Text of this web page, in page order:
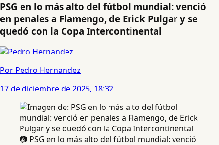
PSG en lo más alto del fútbol mundial: venció
en penales a Flamengo, de Erick Pulgar y se
quedó con la Copa Intercontinental
Por Pedro Hernandez
17 de diciembre de 2025, 18:32
📷 PSG en lo más alto del fútbol mundial: venció